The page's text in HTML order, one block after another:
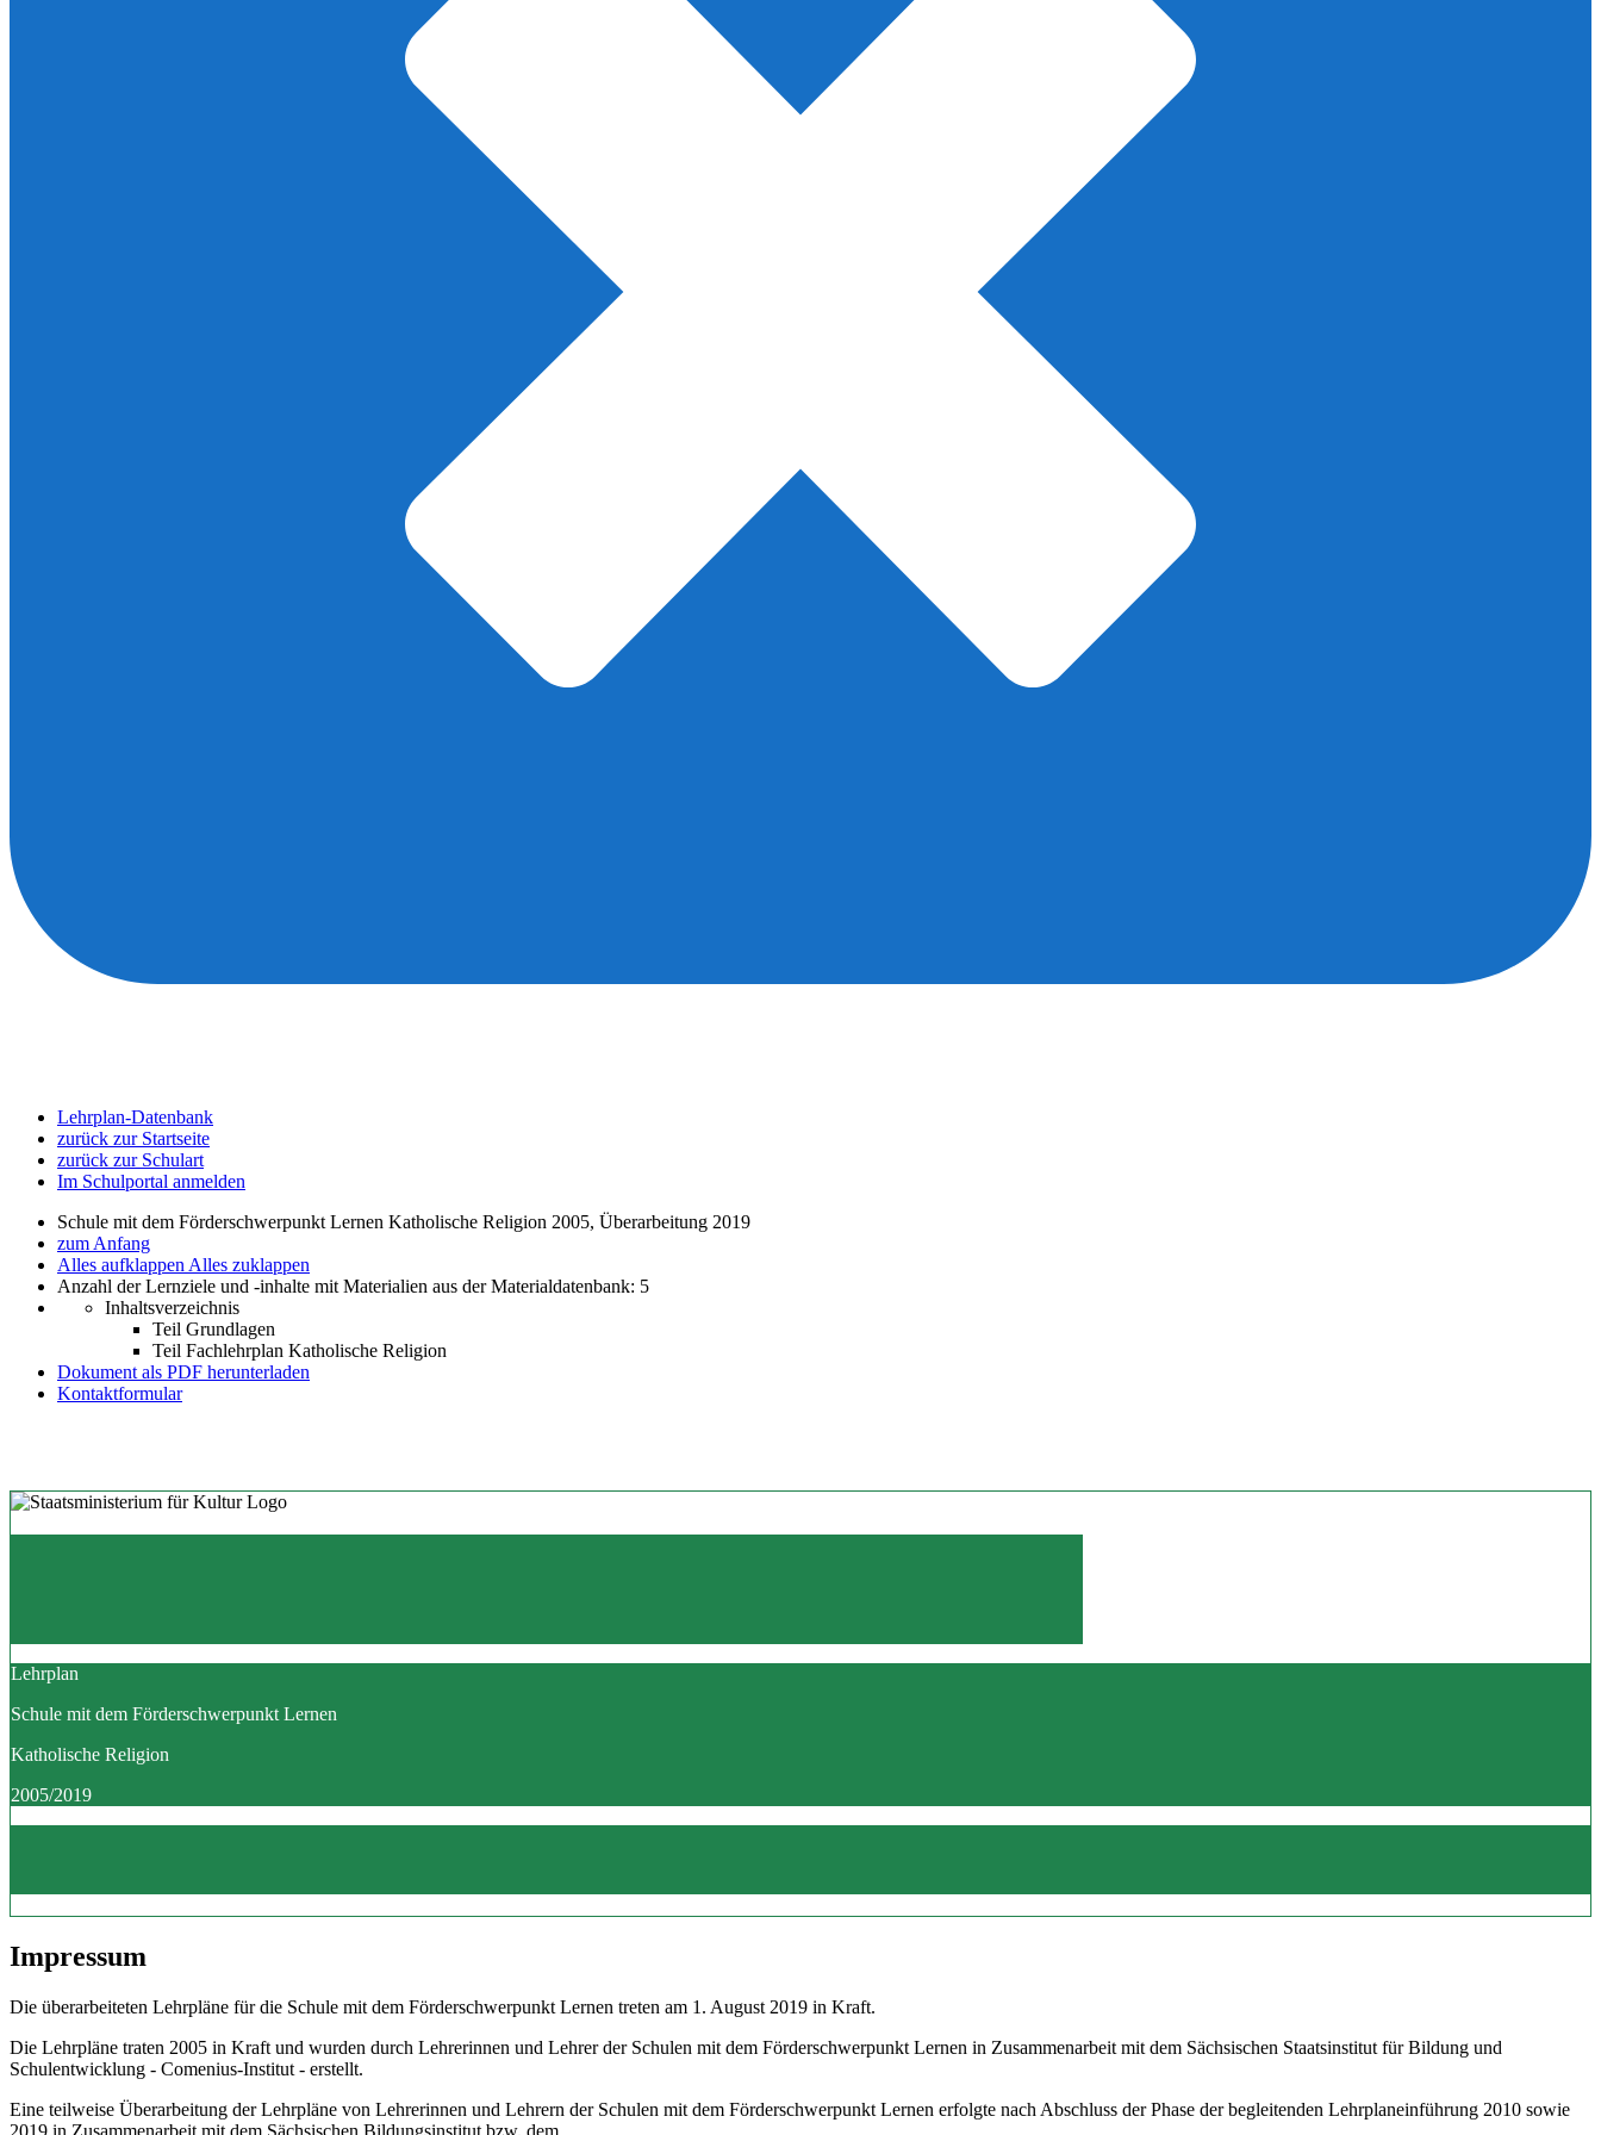
Lehrplan-Datenbank
zurück zur Startseite
zurück zur Schulart
Im Schulportal anmelden
Schule mit dem Förderschwerpunkt Lernen Katholische Religion 2005, Überarbeitung 2019
zum Anfang
Alles aufklappen Alles zuklappen
Anzahl der Lernziele und -inhalte mit Materialien aus der Materialdatenbank: 5
Inhaltsverzeichnis
Teil Grundlagen
Teil Fachlehrplan Katholische Religion
Dokument als PDF herunterladen
Kontaktformular
Lehrplan
Schule mit dem Förderschwerpunkt Lernen
Katholische Religion
2005/2019
Impressum
Die überarbeiteten Lehrpläne für die Schule mit dem Förderschwerpunkt Lernen treten am 1. August 2019 in Kraft.
Die Lehrpläne traten 2005 in Kraft und wurden durch Lehrerinnen und Lehrer der Schulen mit dem Förderschwerpunkt Lernen in Zusammenarbeit mit dem Sächsischen Staatsinstitut für Bildung und
Schulentwicklung - Comenius-Institut - erstellt.
Eine teilweise Überarbeitung der Lehrpläne von Lehrerinnen und Lehrern der Schulen mit dem Förderschwerpunkt Lernen erfolgte nach Abschluss der Phase der begleitenden Lehrplaneinführung 2010 sowie
2019 in Zusammenarbeit mit dem Sächsischen Bildungsinstitut bzw. dem